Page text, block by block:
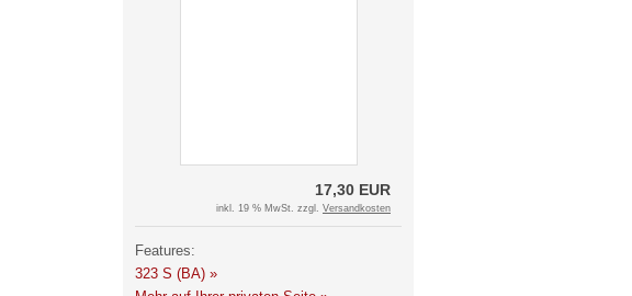
17,30 EUR
inkl. 19 % MwSt. zzgl. Versandkosten
Features:
323 S (BA) »